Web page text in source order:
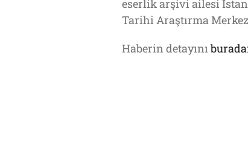
eserlik arşivi ailesi
Tarihi Araştırma
Haberin detayını